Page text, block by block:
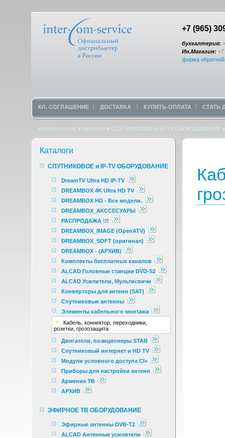
+7 (965)
бухгалтерия:
Ин.Магазин:
форма обратной
КЛ. СОГЛАШЕНИЕ ДОСТАВКА КУПИТЬ-ОПЛАТА СТАТЬ
www.ics-ru.com » Каталоги » СПУТНИКОВОЕ и IP-TV ОБОРУДОВАНИЕ »
Каталоги
СПУТНИКОВОЕ и IP-TV ОБОРУДОВАНИЕ
DreamTV Ultra HD IP-TV
DREAMBOX 4K Ultra HD TV
DREAMBOX HD - Все модели.
DREAMBOX_АКССЕСУАРЫ
РАСПРОДАЖА !!!
DREAMBOX_IMAGE (OpenATV)
DREAMBOX_SOFT (оригинал)
DREAMBOX - (АРХИВ)
Комплекты бесплатных каналов
ALCAD Головные станции DVD-S2
ALCAD Усилители, Мультисвичи
Конверторы для антенн (SAT)
Спутниковые антенны
Элементы кабельного монтажа
Кабель, коннектор, переходники,
розетки, грозозащита
Двигатели, позиционеры STAB
Спутниковый интернет и HD TV
Модули условного доступа CI+
Приборы для настройки антенн
Армения ТВ
АРХИВ
ЭФИРНОЕ ТВ ОБОРУДОВАНИЕ
Эфирные антенны DVB-T2
ALCAD Антенные усилители